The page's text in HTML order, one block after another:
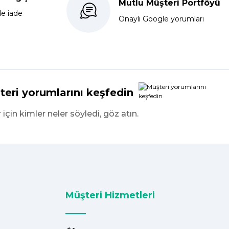
iade
Mutlu Müşteri Portföyü
Onaylı Google yorumları
yorumlarını keşfedin
için kimler neler söyledi, göz atın.
Müşteri Hizmetleri